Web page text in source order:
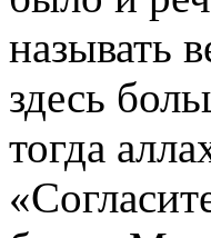
называть
здесь
тогда